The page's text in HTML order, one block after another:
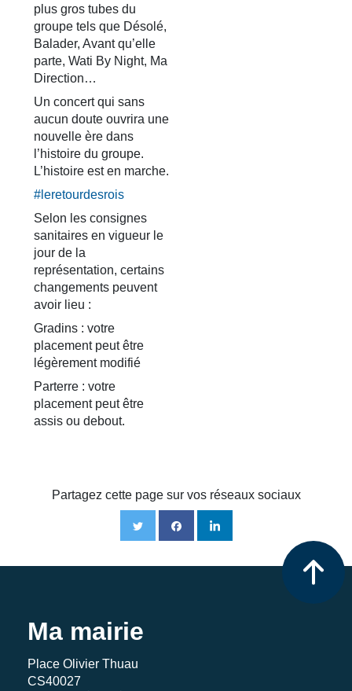
plus gros tubes du
groupe tels que Désolé,
Balader, Avant qu’elle
parte, Wati By Night, Ma
Direction…
Un concert qui sans
aucun doute ouvrira une
nouvelle ère dans
l’histoire du groupe.
L’histoire est en marche.
#leretourdesrois
Selon les consignes
sanitaires en vigueur le
jour de la
représentation, certains
changements peuvent
avoir lieu :
Gradins : votre
placement peut être
légèrement modifié
Parterre : votre
placement peut être
assis ou debout.
Partagez cette page sur vos réseaux sociaux
Ma mairie
Place Olivier Thuau
CS40027